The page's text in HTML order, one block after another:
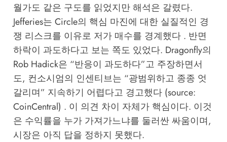
월가도 같은 구도를 읽었지만 해석은 갈렸다.
Jefferies는 Circle의 핵심 마진에 대한 실질적인 경
쟁 리스크를 이유로 저가 매수를 경계했다 . 반면
하락이 과도하다고 보는 쪽도 있었다. Dragonfly의
Rob Hadick은 “반응이 과도하다”고 주장하면서
도, 컨소시엄의 인센티브는 “광범위하고 종종 엇
갈리며” 지속하기 어렵다고 경고했다 (source:
CoinCentral) . 이 의견 차이 자체가 핵심이다. 이것
은 수익률을 누가 가져가느냐를 둘러싼 싸움이며,
시장은 아직 답을 정하지 못했다.